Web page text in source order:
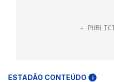
ESTADÃO CONTEÚDO i